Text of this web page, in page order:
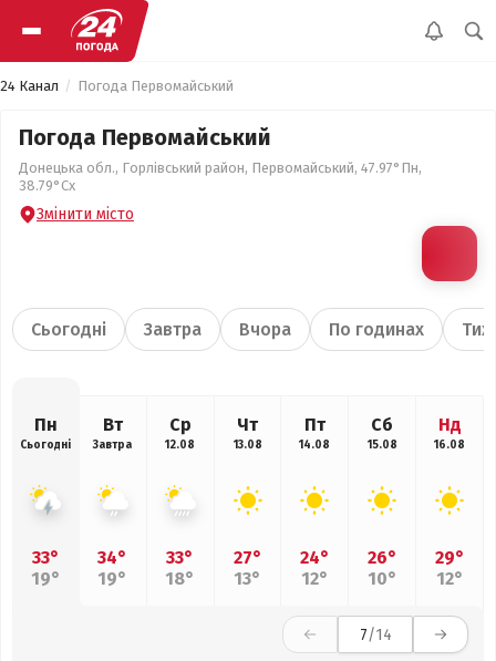
24 Канал Погода Первомайський
Погода Первомайський
Донецька обл., Горлівський район, Первомайський, 47.97°Пн,
38.79°Сх
Змінити місто
Сьогодні Завтра Вчора По годинах
Пн
Сьогодні
33°
19°
Вт
Завтра
34°
19°
Ср
12.08
33°
18°
Чт
13.08
27°
13°
Пт
14.08
24°
12°
Сб
15.08
26°
10°
Нд
16.08
29°
12°
7/14